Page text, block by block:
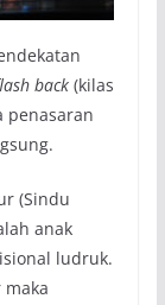
back (kilas
penasaran
(Sindu
anak
ludruk.